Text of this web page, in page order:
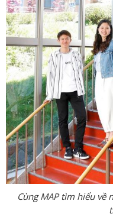
Cùng MAP tìm hiểu về